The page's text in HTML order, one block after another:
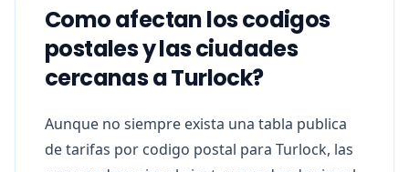
Como afectan los codigos
postales y las ciudades
cercanas a Turlock?
Aunque no siempre exista una tabla publica
de tarifas por codigo postal para Turlock, las